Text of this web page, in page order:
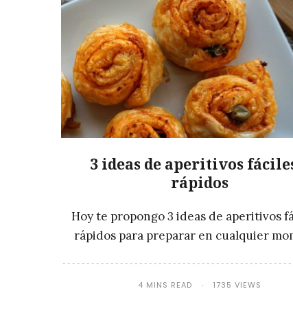
3 ideas de aperitivos
rápidos
Hoy te propongo 3 ideas de aperitivos
rápidos para preparar en cualquier
4 MINS READ 1735 VIEWS